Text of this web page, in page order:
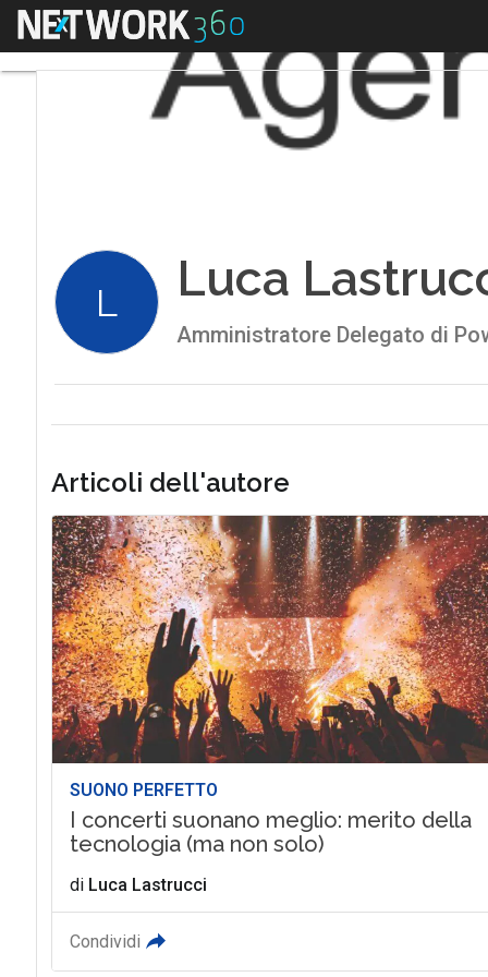
Menu
L Luca
Amministratore Delegato di
Articoli dell'autore
SUONO PERFETTO
I concerti suonano meglio: merito della
tecnologia (ma non solo)
di Luca Lastrucci
Condividi